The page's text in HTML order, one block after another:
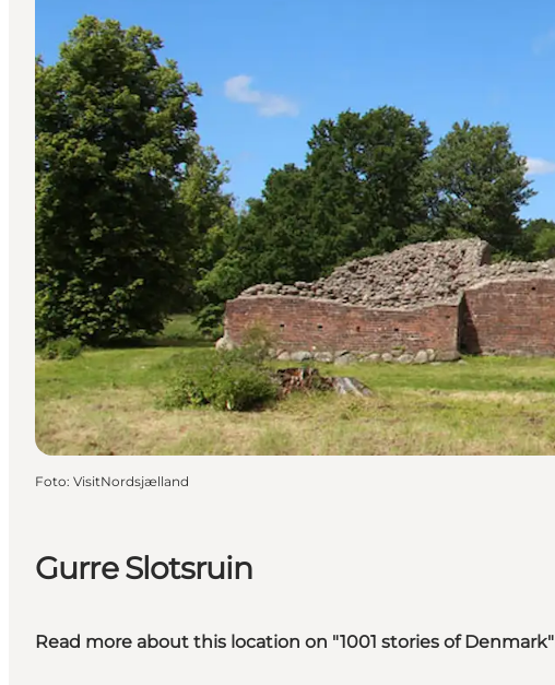
Reiseplanung
Gurre Slotsruin
Read more about this location on "1001 stories of Denmark"
Foto: VisitNordsjælland